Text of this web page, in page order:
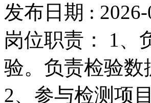
发布日期 : 2026-
岗位职责： 1、
验。负责检验
2、参与检测项